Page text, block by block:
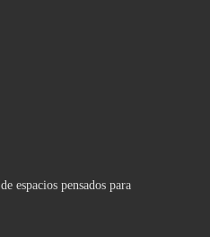
espacios pensados para